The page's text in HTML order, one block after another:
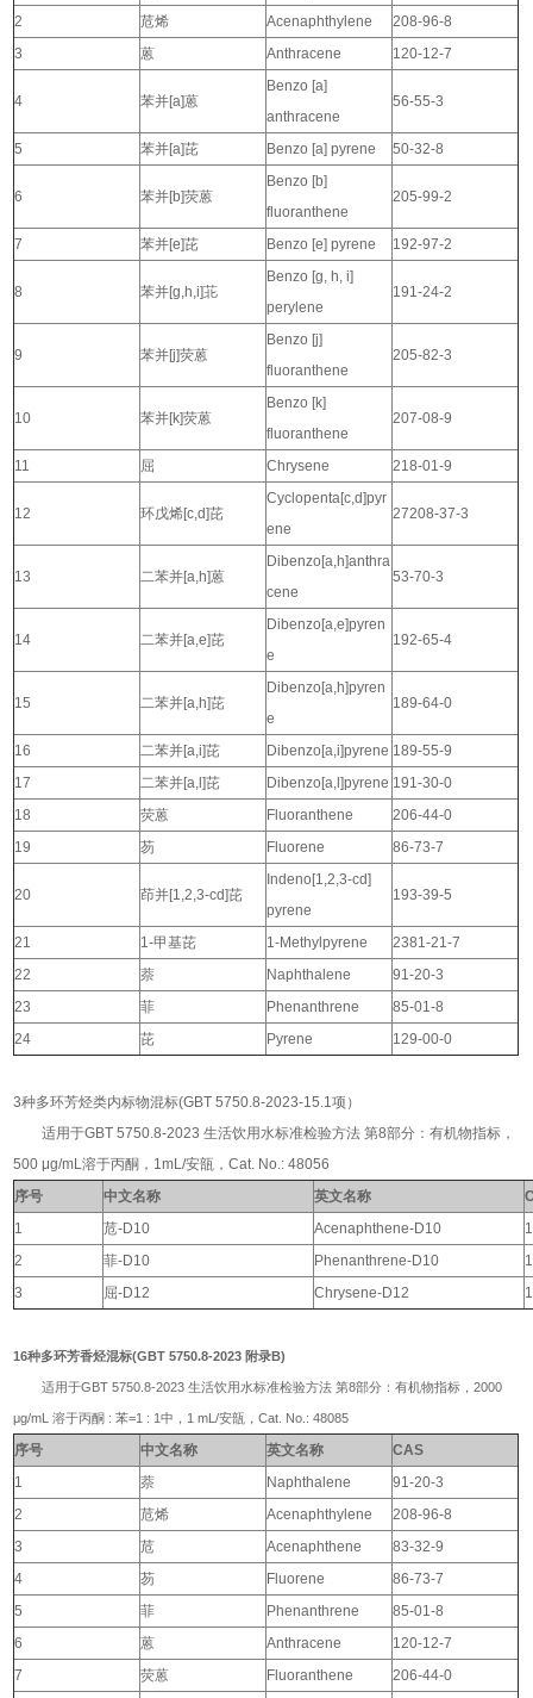
2
苊烯 Acenaphthylene
208-96-8
3
蒽 Anthracene 120-12-7
4 苯并[a]蒽
Benzo [a]
anthracene
56-55-3
5 苯并[a]芘 Benzo [a] pyrene 50-32-8
6 苯并[b]荧蒽
Benzo [b]
fluoranthene
205-99-2
7 苯并[e]芘 Benzo [e] pyrene 192-97-2
8 苯并[g,h,i]苝
Benzo [g, h, i]
perylene
191-24-2
9 苯并[j]荧蒽
Benzo [j]
fluoranthene
205-82-3
10 苯并[k]荧蒽
Benzo [k]
fluoranthene
207-08-9
11 屈 Chrysene 218-01-9
12 环戊烯[c,d]芘
Cyclopenta[c,d]pyr
ene
27208-37-3
13 二苯并[a,h]蒽
Dibenzo[a,h]anthra
cene
53-70-3
14 二苯并[a,e]芘
Dibenzo[a,e]pyren
e
192-65-4
15 二苯并[a,h]芘
Dibenzo[a,h]pyren
e
189-64-0
16 二苯并[a,i]芘 Dibenzo[a,i]pyrene 189-55-9
17
二苯并[a,l]芘 Dibenzo[a,l]pyrene 191-30-0
18
荧蒽 Fluoranthene
206-44-0
19
芴 Fluorene 86-73-7
20 茚并[1,2,3-cd]芘
Indeno[1,2,3-cd]
pyrene
193-39-5
21 1-甲基芘 1-Methylpyrene
2381-21-7
22
萘 Naphthalene
91-20-3
23
菲 Phenanthrene
85-01-8
24
芘 Pyrene 129-00-0
3种多环芳烃类内标物混标(GBT 5750.8-2023-15.1项）
适用于GBT 5750.8-2023 生活饮用水标准检验方法 第8部分：有机物指标，
500 μg/mL溶于丙酮，1mL/安瓿，Cat. No.: 48056
序号
中文名称 英文名称
1
苊-D10 Acenaphthene-D10
2
菲-D10 Phenanthrene-D10
3
屈-D12 Chrysene-D12
16种多环芳香烃混标(GBT 5750.8-2023 附录B)
适用于GBT 5750.8-2023 生活饮用水标准检验方法 第8部分：有机物指标，2000
μg/mL 溶于丙酮 : 苯=1 : 1中，1 mL/安瓿，Cat. No.: 48085
序号 中文名称 英文名称
CAS
1
萘 Naphthalene
91-20-3
2
苊烯 Acenaphthylene
208-96-8
3
苊 Acenaphthene
83-32-9
4
芴 Fluorene
86-73-7
5
菲 Phenanthrene
85-01-8
6
蒽 Anthracene
120-12-7
7
荧蒽 Fluoranthene
206-44-0